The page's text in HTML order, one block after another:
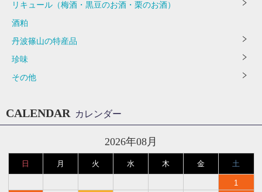
リキュール（梅酒・黒豆のお酒・栗のお酒）
酒粕
丹波篠山の特産品
珍味
その他
CALENDAR カレンダー
2026年08月
日 月 火 水 木 金 土
1